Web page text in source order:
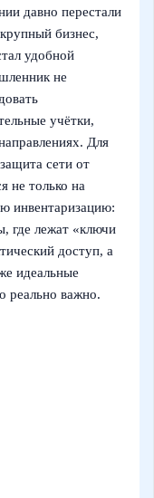
давно перестали
бизнес,
удобной
не
учётки,
Для
сети от
не только на
инвентаризацию:
где лежат «ключи
доступ, а
идеальные
реально важно.